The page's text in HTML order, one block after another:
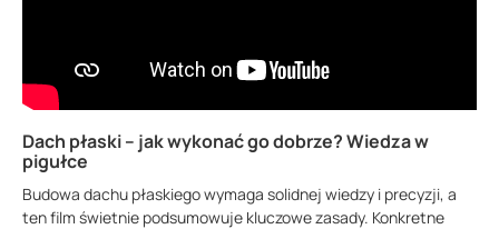
Dach płaski – jak wykonać go dobrze? Wiedza w
pigułce
Budowa dachu płaskiego wymaga solidnej wiedzy i precyzji, a
ten film świetnie podsumowuje kluczowe zasady. Konkretne